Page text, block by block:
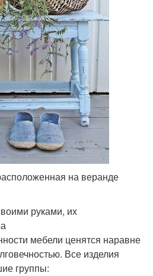
на веранде
руками, их
мебели ценятся наравне
Все изделия
группы: